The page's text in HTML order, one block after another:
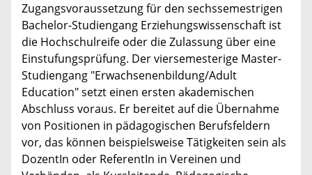
Zugangsvoraussetzung für den sechssemestrigen
Bachelor-Studiengang Erziehungswissenschaft ist
die Hochschulreife oder die Zulassung über eine
Einstufungsprüfung. Der viersemesterige Master-
Studiengang "Erwachsenenbildung/Adult
Education" setzt einen ersten akademischen
Abschluss voraus. Er bereitet auf die Übernahme
von Positionen in pädagogischen Berufsfeldern
vor, das können beispielsweise Tätigkeiten sein als
DozentIn oder ReferentIn in Vereinen und